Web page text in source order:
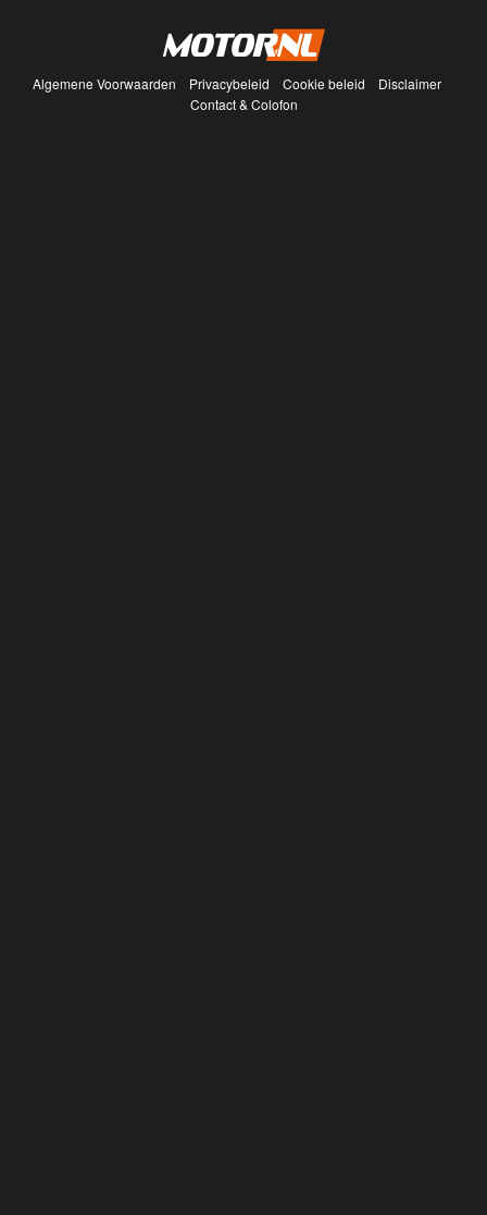
Algemene Voorwaarden Privacybeleid Cookie beleid
Disclaimer
Contact & Colofon